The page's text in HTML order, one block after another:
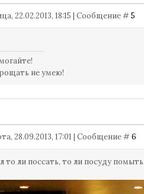
22.02.2013, 18:15 | Сообщение #5
не умею!
28.09.2013, 17:01 | Сообщение #6
то ли поссать, то ли посуду